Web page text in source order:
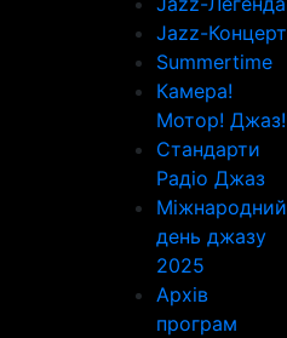
Jazz-Концерт
Summertime
Камера!
Мотор! Джаз!
Стандарти
Радіо Джаз
Міжнародний
день джазу
2025
Архів
програм